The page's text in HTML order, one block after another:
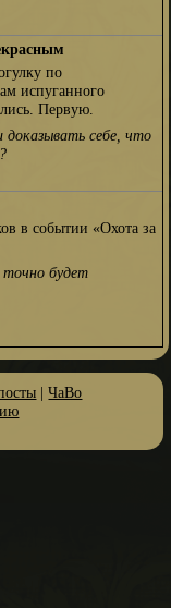
по
испуганного
Первую.
доказывать себе, что
в событии «Охота за
будет
|ЧаВо